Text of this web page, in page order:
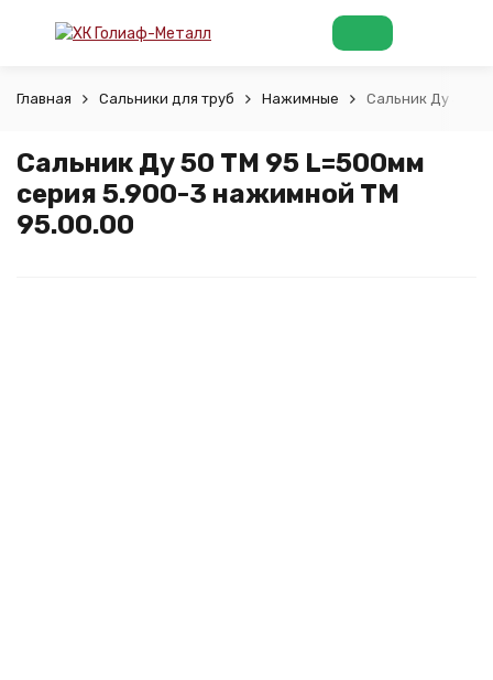
Главная Сальники для труб Нажимные Сальник Ду 50
Сальник Ду 50 ТМ 95 L=500мм
серия 5.900-3 нажимной ТМ
95.00.00